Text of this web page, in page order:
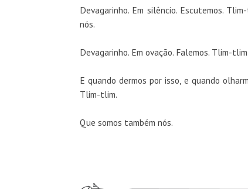
Devagarinho. Em silêncio. Escutemos.
nós.
Devagarinho. Em ovação. Falemos. Tlim-
E quando dermos por isso, e quando
Tlim-tlim.
Que somos também nós.